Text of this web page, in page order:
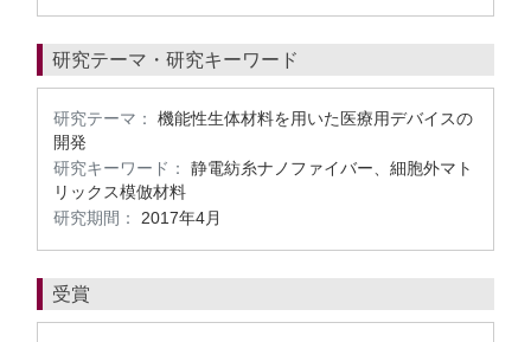
研究テーマ・研究キーワード
研究テーマ：
機能性生体材料を用いた医療用デバイスの
開発
研究キーワード：
静電紡糸ナノファイバー、細胞外マト
リックス模倣材料
研究期間：
2017年4月
受賞